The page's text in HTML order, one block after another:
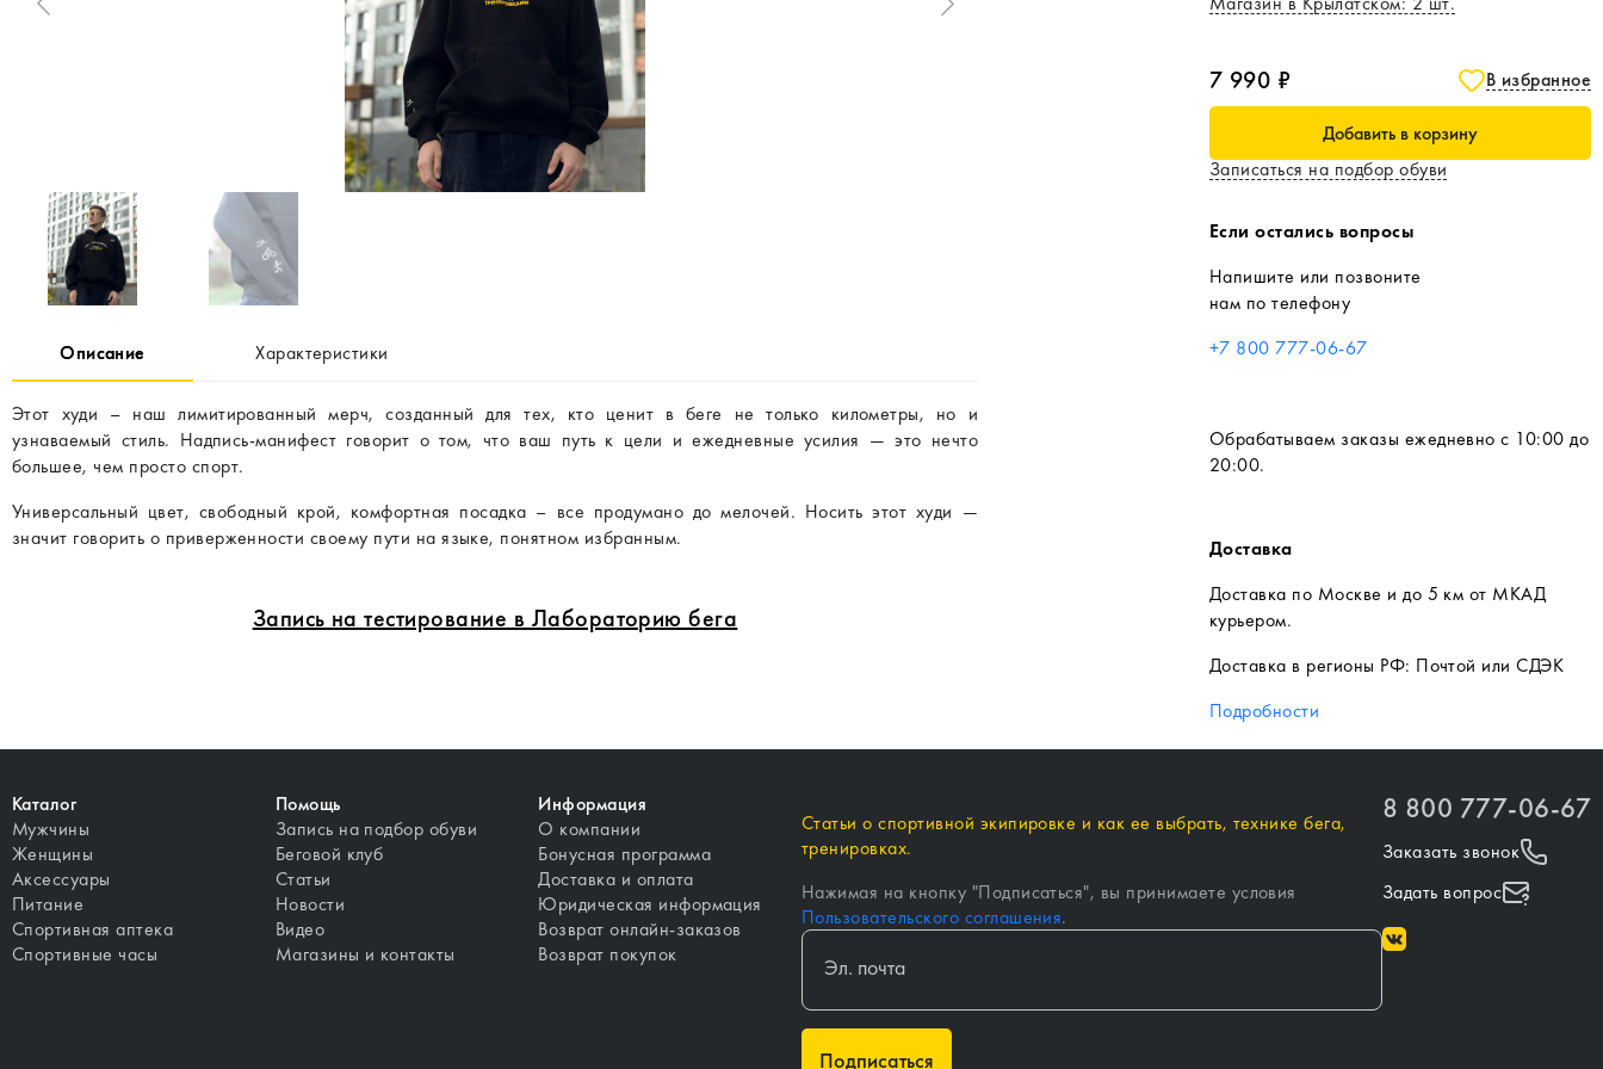
Описание Характеристики
Этот худи – наш лимитированный мерч, созданный для тех, кто ценит в беге не только километры, но и
узнаваемый стиль. Надпись-манифест говорит о том, что ваш путь к цели и ежедневные усилия — это нечто
большее, чем просто спорт.
Универсальный цвет, свободный крой, комфортная посадка – все продумано до мелочей. Носить этот худи —
значит говорить о приверженности своему пути на языке, понятном избранным.
Запись на тестирование в Лабораторию бега
7 990 ₽ В избранное
Добавить в корзину
Записаться на подбор обуви
Если остались вопросы
Напишите или позвоните
нам по телефону
+7 800 777-06-67
Обрабатываем заказы ежедневно с 10:00 до
20:00.
Доставка
Доставка по Москве и до 5 км от МКАД
курьером.
Доставка в регионы РФ: Почтой или СДЭК
Подробности
Каталог
Мужчины
Женщины
Аксессуары
Питание
Спортивная аптека
Спортивные часы
Помощь
Запись на подбор обуви
Беговой клуб
Статьи
Новости
Видео
Магазины и контакты
Информация
О компании
Бонусная программа
Доставка и оплата
Юридическая информация
Возврат онлайн-заказов
Возврат покупок
Статьи о спортивной экипировке и как ее выбрать, технике бега,
тренировках.
Нажимая на кнопку "Подписаться", вы принимаете условия
Пользовательского соглашения.
Подписаться
8 800 777-06-67
Заказать звонок
Задать вопрос